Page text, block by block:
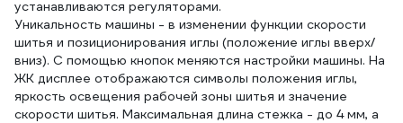
устанавливаются регуляторами.
Уникальность машины - в изменении функции скорости
шитья и позиционирования иглы (положение иглы вверх/
вниз). С помощью кнопок меняются настройки машины. На
ЖК дисплее отображаются символы положения иглы,
яркость освещения рабочей зоны шитья и значение
скорости шитья. Максимальная длина стежка - до 4 мм, а